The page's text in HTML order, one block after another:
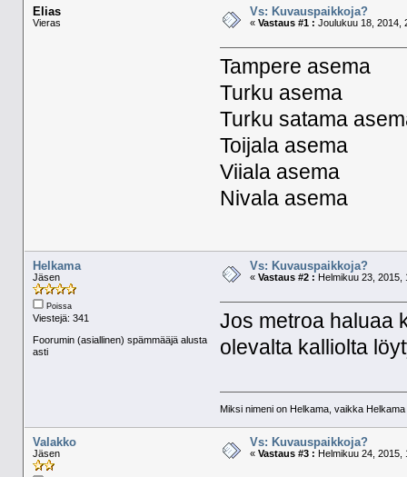
Elias
Vieras
Vs: Kuvauspaikkoja?
« Vastaus #1 : Joulukuu 18, 2014,
Tampere asema
Turku asema
Turku satama
Toijala asema
Viiala asema
Nivala asema
Helkama
Jäsen
Poissa
Viestejä: 341
Foorumin (asiallinen) spämmääjä alusta
asti
Vs: Kuvauspaikkoja?
« Vastaus #2 : Helmikuu 23, 2015,
Jos metroa haluaa
olevalta kalliolta
Miksi nimeni on Helkama, vaikka
Valakko
Jäsen
Vs: Kuvauspaikkoja?
« Vastaus #3 : Helmikuu 24, 2015,